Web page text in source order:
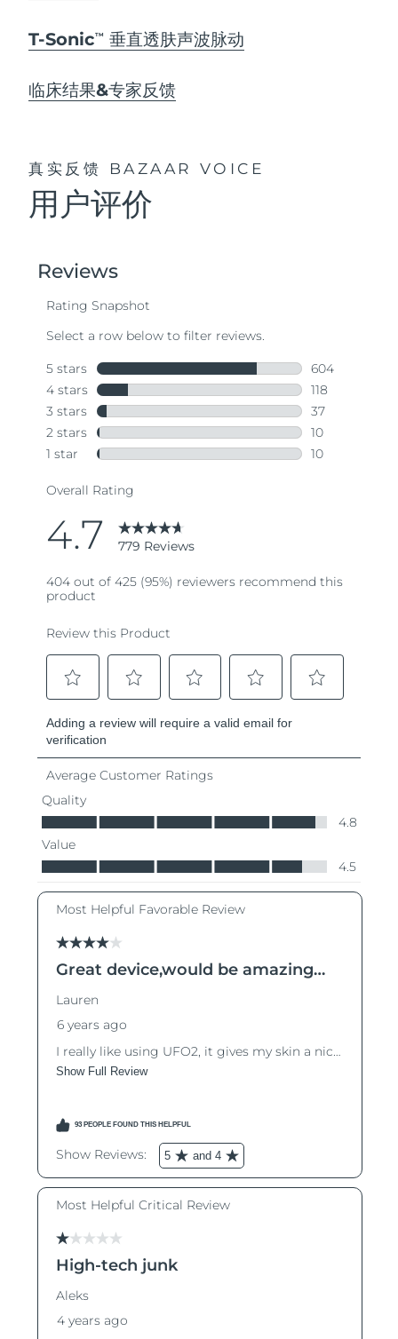
T-SonicTM 垂直透肤声波脉动
临床结果&专家反馈
真实反馈 BAZAAR VOICE
用户评价